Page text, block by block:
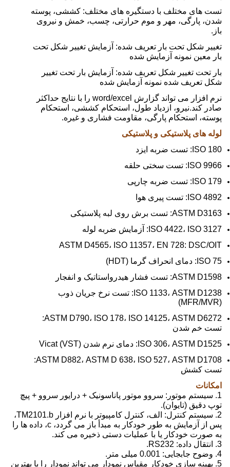
تست های مختلف با دستگیره های مختلف: کششی، پوسته
شدن، پارگی، مهر و موم حرارتی، چسب، خمش و نیروی
باز.
تغییر شکل تحت بار تعریف شده: آزمایش تغییر شکل تحت
بار معین نمونه آزمایش شده
بار تحت تغییر شکل تعریف شده: آزمایش بار تحت تغییر
شکل تعریف شده نمونه آزمایش شده
نرم افزار می تواند گزارش word/excel را با نتایج حداکثر
صادر کند.نیرو، ازدیاد طول، استحکام کششی، استحکام
پوسته، استحکام پارگی، مقاومت فشاری و غیره.
لوله های پلاستیکی و پلاستیکی
ISO 180: تست ضربه ایزد
ISO 9966: تست سختی حلقه
ISO 179: تست ضربه چارپی
ISO 4892: تست پیری هوا
ASTM D3163: تست برش روی لبه پلاستیکی
ISO 4422، ISO 3127: آزمایش ضربه لوله
ASTM D4565، ISO 11357، EN 728: DSC/OIT
ISO 75: دمای انحراف گرما (HDT)
ASTM D1598: تست فشار هیدرواستاتیک و انفجار
ISO 1133، ASTM D1238: تست نرخ جریان ذوب
(MFR/MVR)
ASTM D790، ISO 178، ISO 14125، ASTM D6272:
تست خم شدن
ISO 306، ASTM D1525: دمای نرم شدن Vicat (VST)
ASTM D882، ASTM D 638، ISO 527، ASTM D1708:
تست کشش
امکانات
1. سیستم موتور: سروو موتور پاناسونیک + درایور سروو + پیچ
توپ دقیق (تایوان).
2. سیستم کنترل: الف، کنترل کامپیوتر با نرم افزار TM2101.b،
پس از آزمایش به طور خودکار به مبدأ باز می گردد، c، داده ها را
به صورت خودکار یا با عملیات دستی ذخیره می کند.
3. انتقال داده: RS232.
4. وضوح جابجایی: 0.001 میلی متر.
5. بهینه سازی خودکار مقیاس نمودار می تواند نمودار را با بهترین